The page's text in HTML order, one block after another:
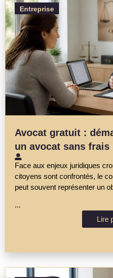
Entreprise
Avocat gratuit :
un avocat sans frais
Face aux enjeux juridiques
citoyens sont confrontés, le
peut souvent représenter un
...
Lire